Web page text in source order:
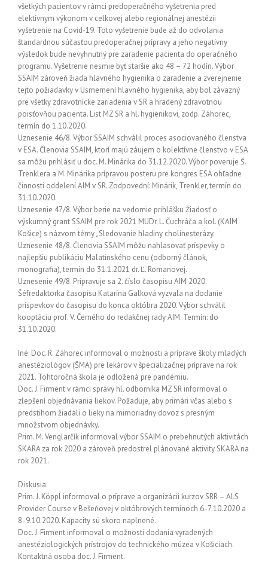
všetkých pacientov v rámci predoperačného vyšetrenia pred
elektívnym výkonom v celkovej alebo regionálnej anestézii
vyšetrenie na Covid-19. Toto vyšetrenie bude až do odvolania
štandardnou súčasťou predoperačnej prípravy a jeho negatívny
výsledok bude nevyhnutný pre zaradenie pacienta do operačného
programu. Vyšetrenie nesmie byť staršie ako 48 – 72 hodín. Výbor
SSAIM zároveň žiada hlavného hygienika o zaradenie a zverejnenie
tejto požiadavky v Usmernení hlavného hygienika, aby bol záväzný
pre všetky zdravotnícke zariadenia v SR a hradený zdravotnou
poisťovňou pacienta. List MZ SR a hl. hygienikovi, zodp. Záhorec,
termín do 1.10.2020.
Uznesenie 46/8. Výbor SSAIM schválil proces asociovaného členstva
v ESA. Členovia SSAIM, ktorí majú záujem o kolektívne členstvo v ESA
sa môžu prihlásiť u doc. M. Minárika do 31.12.2020. Výbor poveruje Š.
Trenklera a M. Minárika prípravou posteru pre kongres ESA ohľadne
činnosti oddelení AIM v SR. Zodpovední: Minárik, Trenkler, termín do
31.10.2020.
Uznesenie 47/8. Výbor berie na vedomie prihlášku Žiadosť o
výskumný grant SSAIM pre rok 2021 MUDr. L. Čuchráča a kol. (KAIM
Košice) s názvom témy „Sledovanie hladiny cholínesterázy.
Uznesenie 48/8. Členovia SSAIM môžu nahlasovať príspevky o
najlepšiu publikáciu Malatinského cenu (odborný článok,
monografia), termín do 31.1.2021 dr. Ľ. Romanovej.
Uznesenie 49/8. Pripravuje sa 2. číslo časopisu AIM 2020.
Šéfredaktorka časopisu Katarína Galková vyzvala na dodanie
príspevkov do časopisu do konca októbra 2020. Výbor schválil
kooptáciu prof. V. Černého do redakčnej rady AIM. Termín: do
31.10.2020.
Iné: Doc. R. Záhorec informoval o možnosti a príprave školy mladých
anestéziológov (ŠMA) pre lekárov v špecializačnej príprave na rok
2021. Tohtoročná škola je odložená pre pandémiu.
Doc. J. Firment v rámci správy hl. odborníka MZ SR informoval o
zlepšení objednávania liekov. Požaduje, aby primári včas alebo s
predstihom žiadali o lieky na mimoriadny dovoz s presným
množstvom objednávky.
Prim. M. Venglarčík informoval výbor SSAIM o prebehnutých aktivitách
SKARA za rok 2020 a zároveň predostrel plánované aktivity SKARA na
rok 2021.
Diskusia:
Prim. J. Köppl informoval o príprave a organizácii kurzov SRR – ALS
Provider Course v Bešeňovej v októbrových termínoch 6.-7.10.2020 a
8.-9.10.2020. Kapacity sú skoro naplnené.
Doc. J. Firment informoval o možnosti dodania vyradených
anestéziologických prístrojov do technického múzea v Košiciach.
Kontaktná osoba doc. J. Firment.